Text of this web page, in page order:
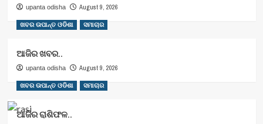
upanta odisha August 9, 2026
ଖବର ଉପାନ୍ତ ଓଡିଶା ସମାଚାର
ଆଜିର ଖବର..
upanta odisha August 9, 2026
ଖବର ଉପାନ୍ତ ଓଡିଶା ସମାଚାର
ଆଜିର ରାଶିଫଳ..